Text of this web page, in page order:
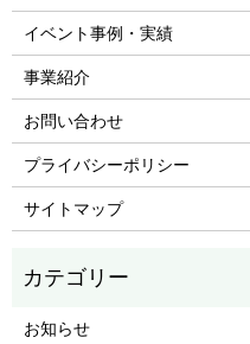
イベント事例・実績
事業紹介
お問い合わせ
プライバシーポリシー
サイトマップ
お知らせ